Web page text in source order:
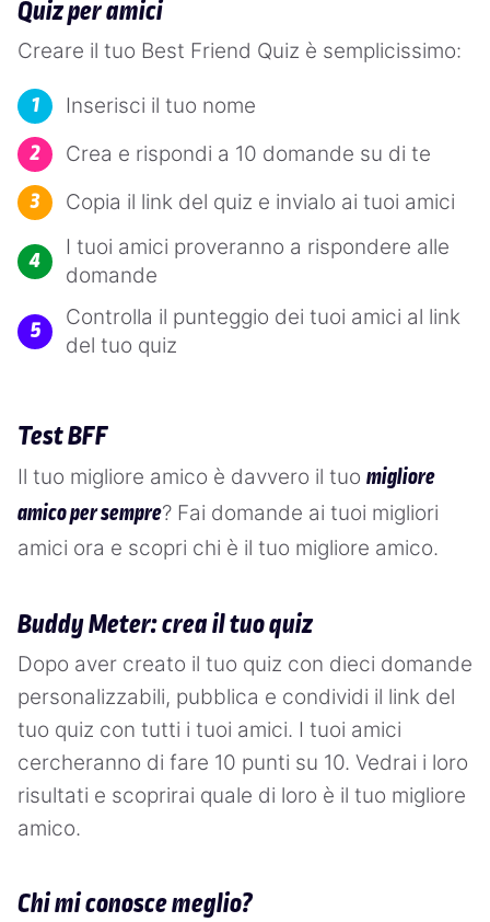
Quiz per amici
Creare il tuo Best Friend Quiz è semplicissimo:
Inserisci il tuo nome
Crea e rispondi a 10 domande su di te
Copia il link del quiz e invialo ai tuoi amici
I tuoi amici proveranno a rispondere alle
domande
Controlla il punteggio dei tuoi amici al link
del tuo quiz
Test BFF
Il tuo migliore amico è davvero il tuo migliore
amico per sempre? Fai domande ai tuoi migliori
amici ora e scopri chi è il tuo migliore amico.
Buddy Meter: crea il tuo quiz
Dopo aver creato il tuo quiz con dieci domande
personalizzabili, pubblica e condividi il link del
tuo quiz con tutti i tuoi amici. I tuoi amici
cercheranno di fare 10 punti su 10. Vedrai i loro
risultati e scoprirai quale di loro è il tuo migliore
amico.
Chi mi conosce meglio?